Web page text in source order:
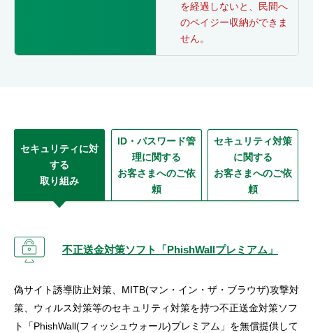
を経過しないと、民間へ
のペイジー収納ができま
せん。
セキュリティに対
する
取り組み
ID・パスワード管
理に関する
お客さまへのご依
頼
セキュリティ対策
に関する
お客さまへのご依
頼
不正送金対策ソフト「PhishWallプレミアム」
偽サイト誘導防止対策、MITB(マン・イン・ザ・ブラウザ)攻撃対
策、ウィルス対策等のセキュリティ対策を持つ不正送金対策ソフ
ト「PhishWall(フィッシュウォール)プレミアム」を無償提供して